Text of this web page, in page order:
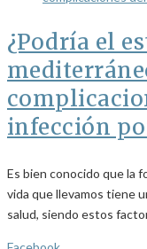
¿Podría el
infección
Es bien conocido que la
vida que llevamos tiene
salud, siendo estos